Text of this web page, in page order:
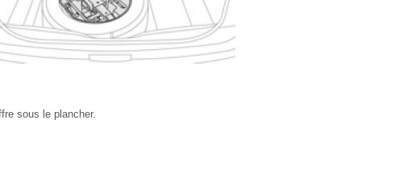
sous le plancher.